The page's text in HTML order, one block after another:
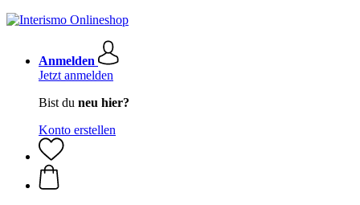
Anmelden
Jetzt anmelden
Bist du neu hier?
Konto erstellen